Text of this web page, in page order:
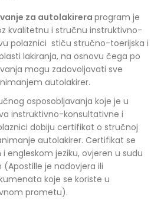
za autolakirera program je
kvalitetnu i stručnu instruktivno-
polaznici stiču stručno-toerijska i
lakiranja, na osnovu čega po
mogu zadovoljavati sve
autolakirer.
osposobljavanja koje je u
instruktivno-konsultativne i
dobiju certifikat o stručnoj
autolakirer. Certifikat se
engleskom jeziku, ovjeren u sudu
je nadovjera ili
koje se koriste u
prometu).